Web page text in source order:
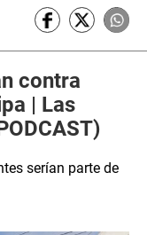
contra
| Las
serían parte de